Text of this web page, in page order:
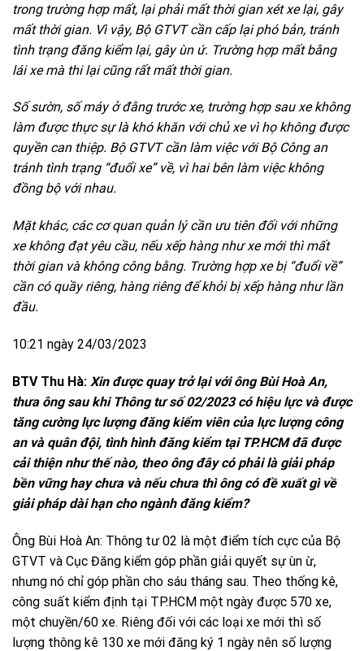
trong trường hợp mất, lại phải mất thời gian xét xe lại, gây
mất thời gian. Vì vậy, Bộ GTVT cần cấp lại phó bản, tránh
tình trạng đăng kiểm lại, gây ùn ứ. Trường hợp mất bằng
lái xe mà thi lại cũng rất mất thời gian.
Số sườn, số máy ở đằng trước xe, trường hợp sau xe không
làm được thực sự là khó khăn với chủ xe vì họ không được
quyền can thiệp. Bộ GTVT cần làm việc với Bộ Công an
tránh tình trạng “đuổi xe” về, vì hai bên làm việc không
đồng bộ với nhau.
Mặt khác, các cơ quan quản lý cần ưu tiên đối với những
xe không đạt yêu cầu, nếu xếp hàng như xe mới thì mất
thời gian và không công bằng. Trường hợp xe bị “đuổi về”
cần có quầy riêng, hàng riêng để khỏi bị xếp hàng như lần
đầu.
10:21 ngày 24/03/2023
BTV Thu Hà: Xin được quay trở lại với ông Bùi Hoà An,
thưa ông sau khi Thông tư số 02/2023 có hiệu lực và được
tăng cường lực lượng đăng kiểm viên của lực lượng công
an và quân đội, tình hình đăng kiểm tại TP.HCM đã được
cải thiện như thế nào, theo ông đây có phải là giải pháp
bền vững hay chưa và nếu chưa thì ông có đề xuất gì về
giải pháp dài hạn cho ngành đăng kiểm?
Ông Bùi Hoà An: Thông tư 02 là một điểm tích cực của Bộ
GTVT và Cục Đăng kiểm góp phần giải quyết sự ùn ừ,
nhưng nó chỉ góp phần cho sáu tháng sau. Theo thống kê,
công suất kiểm định tại TP.HCM một ngày được 570 xe,
một chuyền/60 xe. Riêng đối với các loại xe mới thì số
lượng thông kê 130 xe mới đăng ký 1 ngày nên số lượng